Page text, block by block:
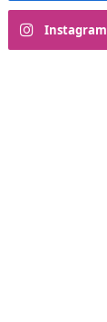
Instagram